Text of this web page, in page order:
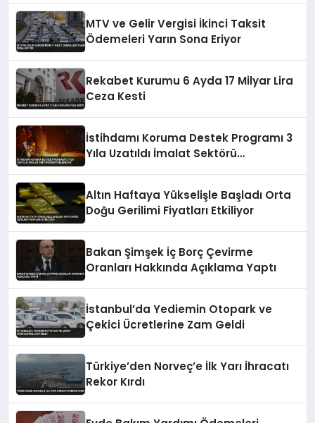
MTV ve Gelir Vergisi İkinci Taksit
Ödemeleri Yarın Sona Eriyor
Rekabet Kurumu 6 Ayda 17 Milyar Lira
Ceza Kesti
İstihdamı Koruma Destek Programı 3
Yıla Uzatıldı İmalat Sektörü
Altın Haftaya Yükselişle Başladı Orta
Doğu Gerilimi Fiyatları Etkiliyor
Bakan Şimşek İç Borç Çevirme
Oranları Hakkında Açıklama Yaptı
İstanbul’da Yediemin Otopark ve
Çekici Ücretlerine Zam Geldi
Türkiye’den Norveç’e İlk Yarı İhracatı
Rekor Kırdı